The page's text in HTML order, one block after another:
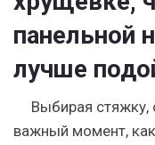
панельной
лучше
Выбирая стяжку,
важный момент,